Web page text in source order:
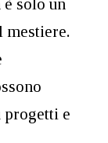
è solo un
mestiere.
progetti e